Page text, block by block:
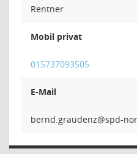
Rentner
Mobil privat
015737093505
E-Mail
zneduar